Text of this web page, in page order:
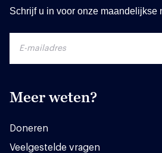
Schrijf u in voor onze maandelijkse
Meer weten?
Doneren
Veelgestelde vragen